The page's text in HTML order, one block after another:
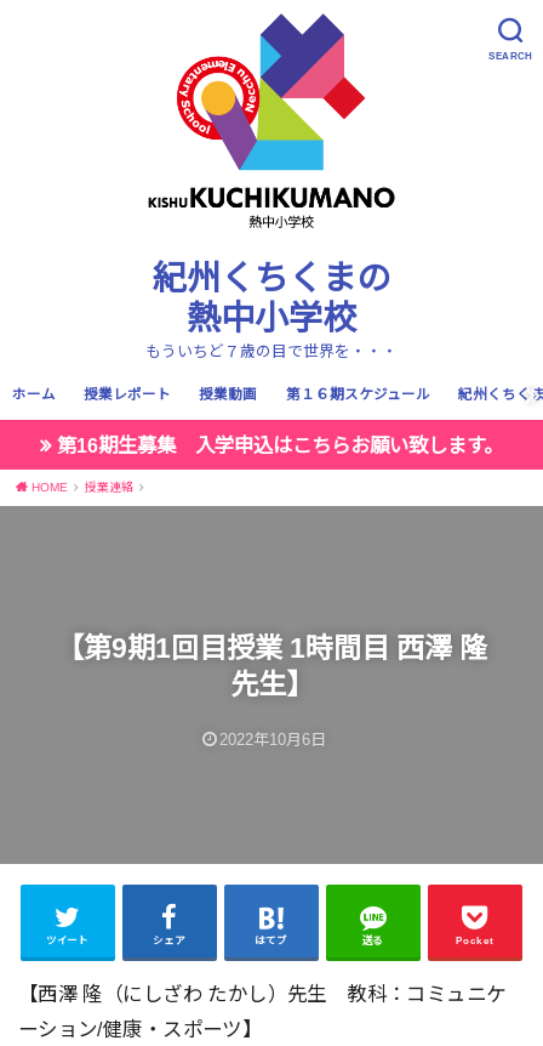
SEARCH
紀州くちくまの
熱中小学校
もういちど７歳の目で世界を・・・
ホーム 授業レポート 授業動画 第１６期スケジュール 紀州くちく
第16期生募集 入学申込はこちらお願い致します。
HOME 授業連絡
【第9期1回目授業 1時間目 西澤 隆
先生】
2022年10月6日
ツイート シェア はてブ 送る Pocket
【西澤 隆（にしざわ たかし）先生 教科：コミュニケ
ーション/健康・スポーツ】